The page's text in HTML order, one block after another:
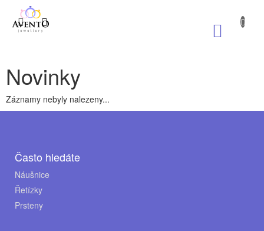
obsah
Novinky
Záznamy nebyly nalezeny...
Často hledáte
Náušnice
Řetízky
Prsteny